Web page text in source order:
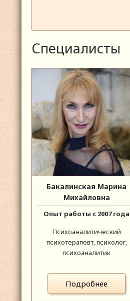
Специалисты
Бакалинская Марина
Михайловна
Опыт работы с 2007 года
Психоаналитический
психотерапевт, психолог,
психоаналитик
Подробнее